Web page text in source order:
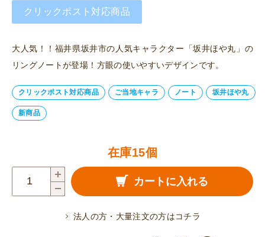
クリックポスト対応商品
大人気！！福井県坂井市の人気キャラクター「坂井ほや丸」の
リングノートが登場！方眼の使いやすいデザインです。
クリックポスト対応商品 ご当地キャラ ノート 坂井ほや丸
新商品
在庫15個
カートに入れる
法人の方・大量注文の方はコチラ